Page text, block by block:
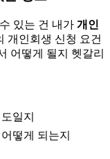
있는 건 내가 개인
개인회생 신청 요건
어떻게 될지 헷갈리
일지
떻게 되는지